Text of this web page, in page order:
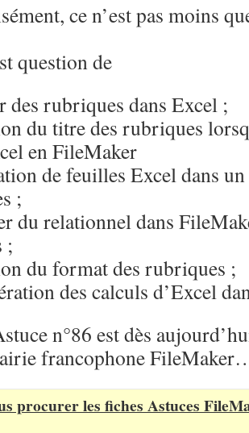
ce n’est pas moins
question de
des rubriques dans Excel ;
du titre des rubriques
en FileMaker
de feuilles Excel dans
;
du relationnel dans
;
du format des rubriques ;
des calculs d’Excel
n°86 est dès
francophone
procurer les fiches Astuces